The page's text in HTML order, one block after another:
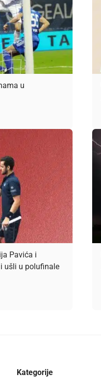
u
Pavića i
ušli u polufinale
Kategorije